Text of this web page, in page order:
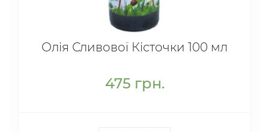
Олія Сливової Кісточки 100 мл
475 грн.